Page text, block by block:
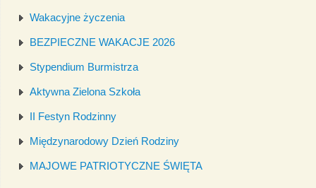
Wakacyjne życzenia
BEZPIECZNE WAKACJE 2026
Stypendium Burmistrza
Aktywna Zielona Szkoła
II Festyn Rodzinny
Międzynarodowy Dzień Rodziny
MAJOWE PATRIOTYCZNE ŚWIĘTA